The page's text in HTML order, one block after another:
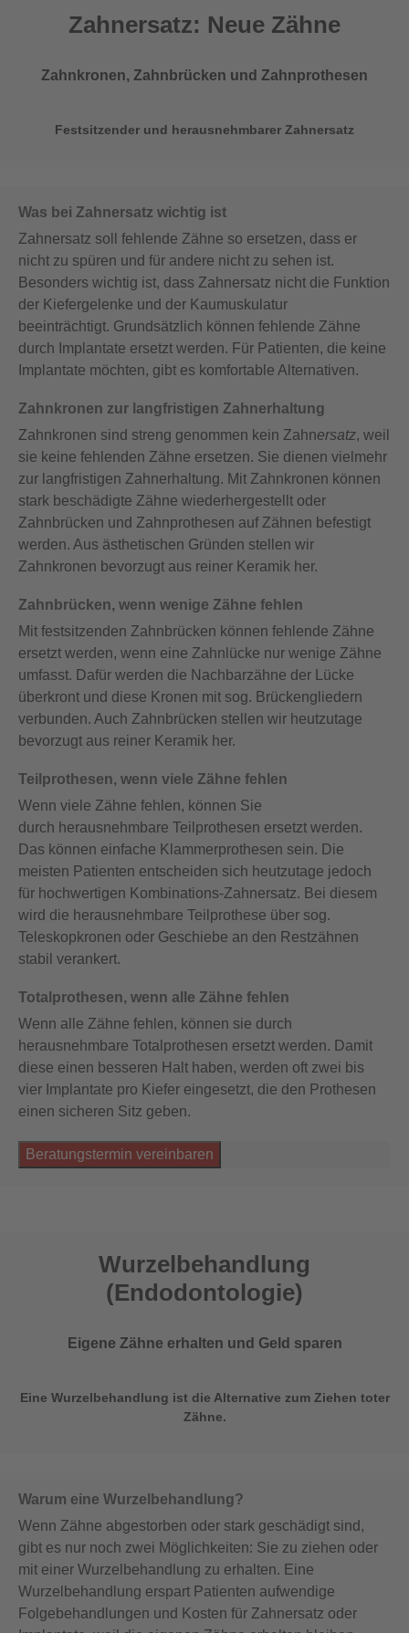
Zahnersatz: Neue Zähne
Zahnkronen, Zahnbrücken und Zahnprothesen
Festsitzender und herausnehmbarer Zahnersatz
Was bei Zahnersatz wichtig ist
Zahnersatz soll fehlende Zähne so ersetzen, dass er
nicht zu spüren und für andere nicht zu sehen ist.
Besonders wichtig ist, dass Zahnersatz nicht die Funktion
der Kiefergelenke und der Kaumuskulatur
beeinträchtigt. Grundsätzlich können fehlende Zähne
durch Implantate ersetzt werden. Für Patienten, die keine
Implantate möchten, gibt es komfortable Alternativen.
Zahnkronen zur langfristigen Zahnerhaltung
Zahnkronen sind streng genommen kein Zahnersatz, weil
sie keine fehlenden Zähne ersetzen. Sie dienen vielmehr
zur langfristigen Zahnerhaltung. Mit Zahnkronen können
stark beschädigte Zähne wiederhergestellt oder
Zahnbrücken und Zahnprothesen auf Zähnen befestigt
werden. Aus ästhetischen Gründen stellen wir
Zahnkronen bevorzugt aus reiner Keramik her.
Zahnbrücken, wenn wenige Zähne fehlen
Mit festsitzenden Zahnbrücken können fehlende Zähne
ersetzt werden, wenn eine Zahnlücke nur wenige Zähne
umfasst. Dafür werden die Nachbarzähne der Lücke
überkront und diese Kronen mit sog. Brückengliedern
verbunden. Auch Zahnbrücken stellen wir heutzutage
bevorzugt aus reiner Keramik her.
Teilprothesen, wenn viele Zähne fehlen
Wenn viele Zähne fehlen, können Sie
durch herausnehmbare Teilprothesen ersetzt werden.
Das können einfache Klammerprothesen sein. Die
meisten Patienten entscheiden sich heutzutage jedoch
für hochwertigen Kombinations-Zahnersatz. Bei diesem
wird die herausnehmbare Teilprothese über sog.
Teleskopkronen oder Geschiebe an den Restzähnen
stabil verankert.
Totalprothesen, wenn alle Zähne fehlen
Wenn alle Zähne fehlen, können sie durch
herausnehmbare Totalprothesen ersetzt werden. Damit
diese einen besseren Halt haben, werden oft zwei bis
vier Implantate pro Kiefer eingesetzt, die den Prothesen
einen sicheren Sitz geben.
Beratungstermin vereinbaren
Wurzelbehandlung
(Endodontologie)
Eigene Zähne erhalten und Geld sparen
Eine Wurzelbehandlung ist die Alternative zum Ziehen toter
Zähne.
Warum eine Wurzelbehandlung?
Wenn Zähne abgestorben oder stark geschädigt sind,
gibt es nur noch zwei Möglichkeiten: Sie zu ziehen oder
mit einer Wurzelbehandlung zu erhalten. Eine
Wurzelbehandlung erspart Patienten aufwendige
Folgebehandlungen und Kosten für Zahnersatz oder